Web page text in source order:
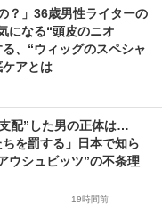
？」36歳男性ライターの
なる“頭皮のニオ
、“ウィッグのスペシャ
ケアとは
配”した男の正体は…
ちを罰する」日本で知ら
ウシュビッツ”の不条理
19時間前